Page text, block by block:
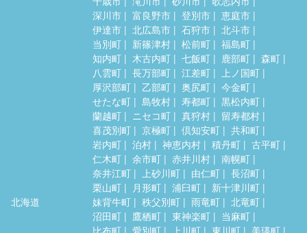
北海道
深川市
富良野市 登別市
恵庭市
伊達市
北広島市 石狩市
北斗市
当別町
新篠津村 松前町
福島町
知内町
木古内町 七飯町 鹿部町
森町
八雲町
長万部町 江差町
上ノ国町
厚沢部町
乙部町 奥尻町
今金町
せたな町
島牧村 寿都町
黒松内町
蘭越町
ニセコ町 真狩村
留寿都村
喜茂別町
京極町 倶知安町
共和町
岩内町
泊村 神恵内村 積丹町
古平町
仁木町
余市町 赤井川村
南幌町
奈井江町
上砂川町 由仁町
長沼町
栗山町
月形町 浦臼町
新十津川町
妹背牛町
秩父別町 雨竜町
北竜町
沼田町
鷹栖町 東神楽町
当麻町
比布町
愛別町 上川町 東川町
美瑛町